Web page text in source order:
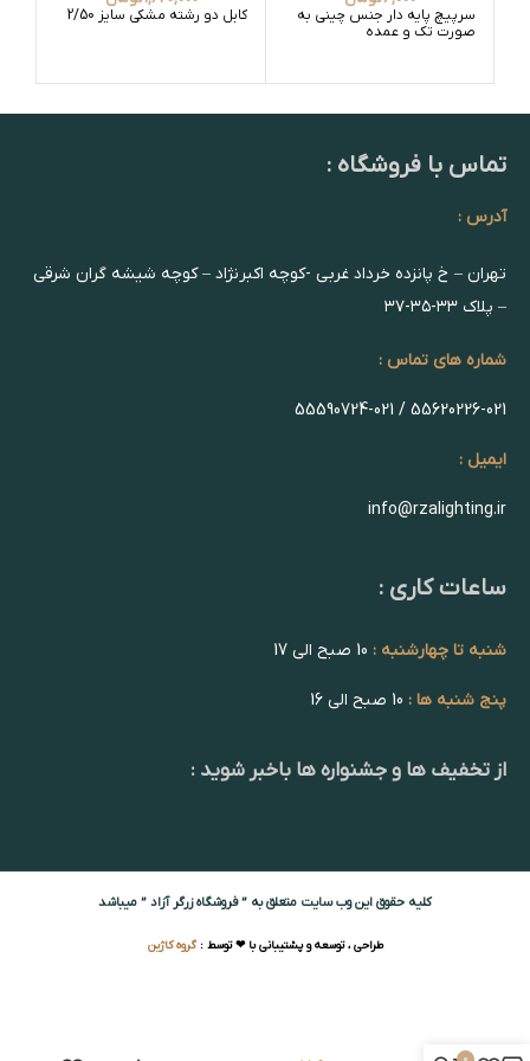
سرپیچ پایه دار جنس چینی به
صورت تک و عمده
کابل دو رشته مشکی سایز 2/50
تماس با فروشگاه :
آدرس :
تهران – خ پانزده خرداد غربی -کوچه اکبرنژاد – کوچه شیشه گران شرقی
– پلاک ۳۳-۳۵-۳۷
شماره های تماس :
55620226-021 / 55590724-021
ایمیل :
info@rzalighting.ir
ساعات کاری :
شنبه تا چهارشنبه :
پنج شنبه ها :
از تخفیف ها و جشنواره ها باخبر شوید :
کلیه حقوق این وب سایت متعلق به ” فروشگاه زرگر آزاد ” میباشد
طراحی ، توسعه و پشتیبانی با ❤ توسط :گروه کاژین